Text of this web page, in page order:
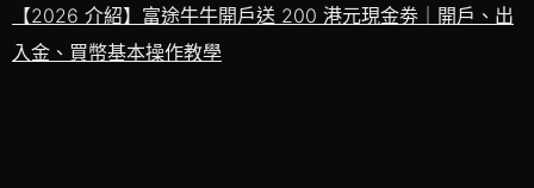
【2026 介紹】富途牛牛開戶送 200 港元現金劵｜ 開戶、出
入金、買幣基本操作教學